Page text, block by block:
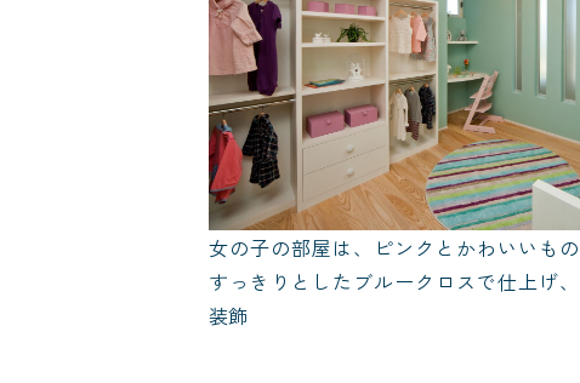
女の子の部屋は、ピンクとかわいいも
すっきりとしたブルークロスで仕上げ
装飾